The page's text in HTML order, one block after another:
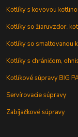
Kotlíky s kovovou
Kotlíky so žiaruvzdor.
Kotlíky so smaltovanou
Kotlíky s chráničom,
Kotlíkové súpravy BIG
Servírovacie súpravy
Zabíjačkové súpravy